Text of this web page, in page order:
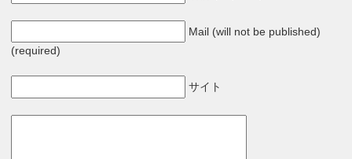
Mail (will not be published)
(required)
サイト